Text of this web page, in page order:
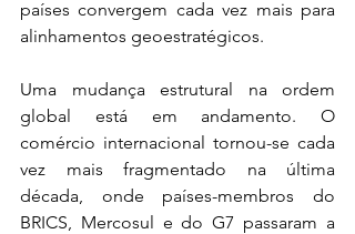
países convergem cada vez mais para
alinhamentos geoestratégicos.
Uma mudança estrutural na ordem
global está em andamento. O
comércio internacional tornou-se cada
vez mais fragmentado na última
década, onde países-membros do
BRICS, Mercosul e do G7 passaram a